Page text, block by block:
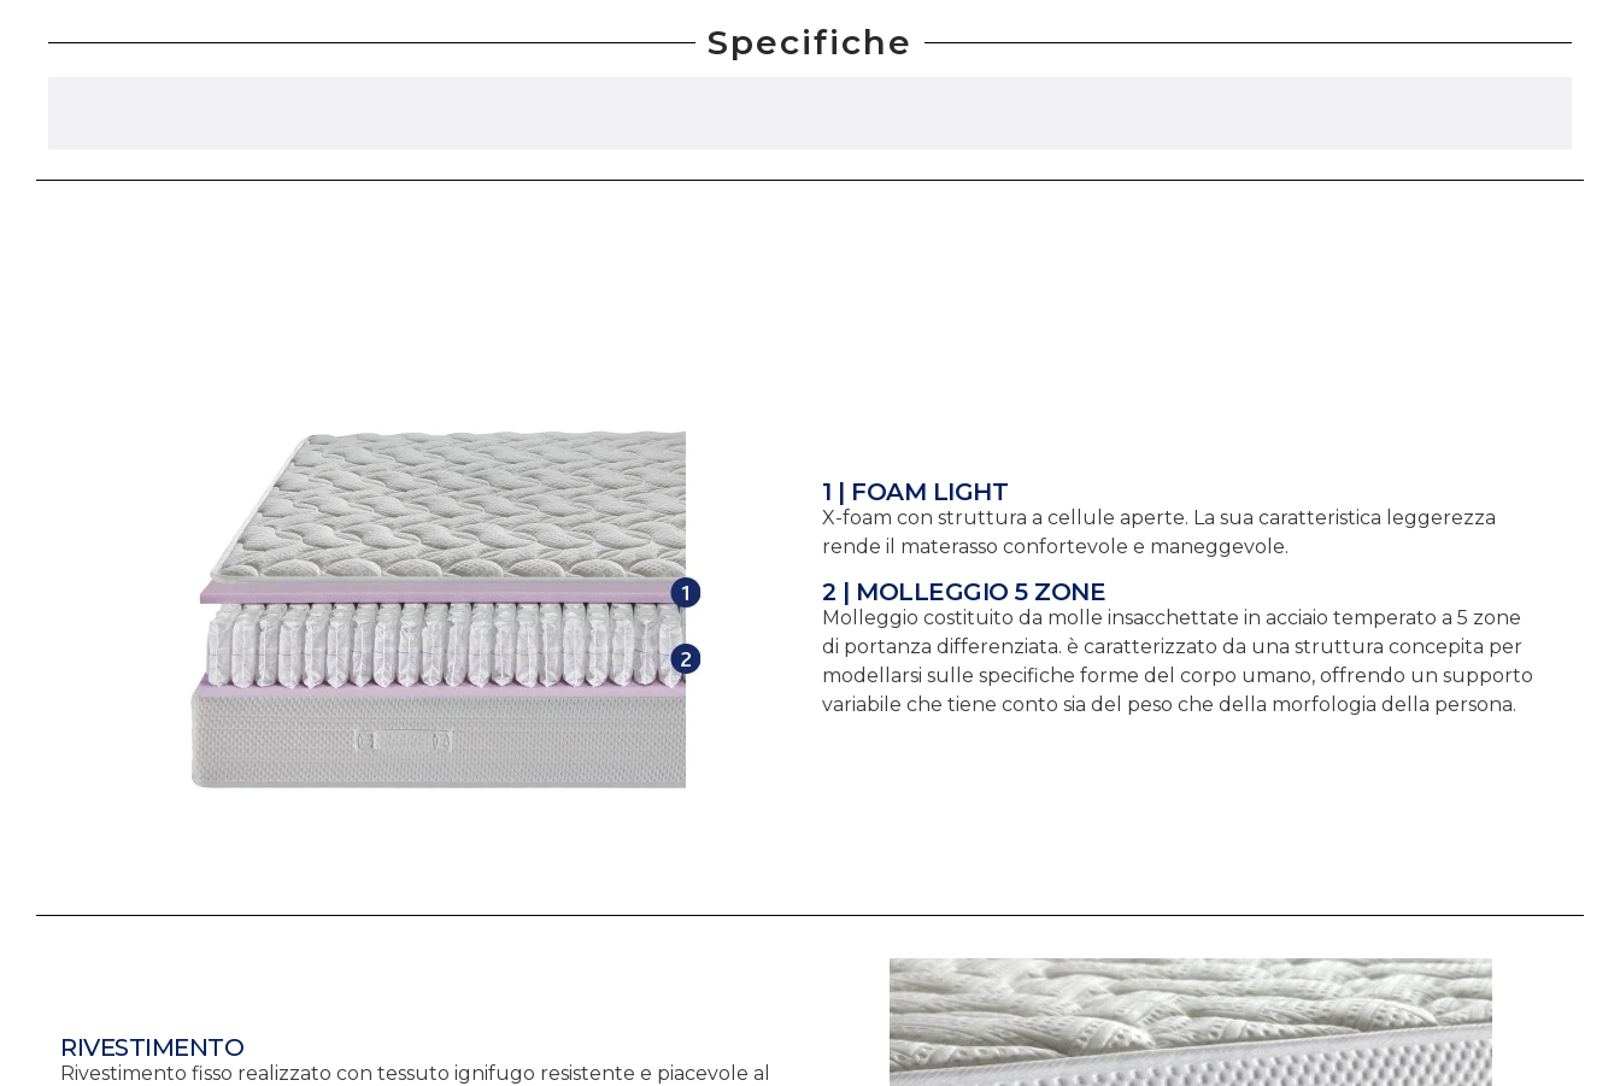
Specifiche
1 | FOAM LIGHT
X-foam con struttura a cellule aperte. La sua caratteristica leggerezza
rende il materasso confortevole e maneggevole.
2 | MOLLEGGIO 5 ZONE
Molleggio costituito da molle insacchettate in acciaio temperato a 5 zone
di portanza differenziata. è caratterizzato da una struttura concepita per
modellarsi sulle specifiche forme del corpo umano, offrendo un supporto
variabile che tiene conto sia del peso che della morfologia della persona.
RIVESTIMENTO
Rivestimento fisso realizzato con tessuto ignifugo resistente e piacevole al